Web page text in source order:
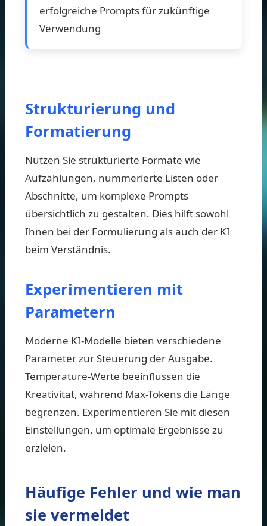
erfolgreiche Prompts für zukünftige
Verwendung
Strukturierung und
Formatierung
Nutzen Sie strukturierte Formate wie
Aufzählungen, nummerierte Listen oder
Abschnitte, um komplexe Prompts
übersichtlich zu gestalten. Dies hilft sowohl
Ihnen bei der Formulierung als auch der KI
beim Verständnis.
Experimentieren mit
Parametern
Moderne KI-Modelle bieten verschiedene
Parameter zur Steuerung der Ausgabe.
Temperature-Werte beeinflussen die
Kreativität, während Max-Tokens die Länge
begrenzen. Experimentieren Sie mit diesen
Einstellungen, um optimale Ergebnisse zu
erzielen.
Häufige Fehler und wie man
sie vermeidet